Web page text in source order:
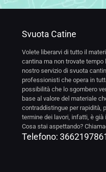
Svuota Catine
Volete liberarvi di tutto il
cantina ma non trovate
nostro servizio di svuota
professionisti che opera in
possibilità che lo sgombero
base al valore del materiale
contraddistingue per rapidità,
termine dei lavori, infatti, è
Cosa stai aspettando?
Telefono: